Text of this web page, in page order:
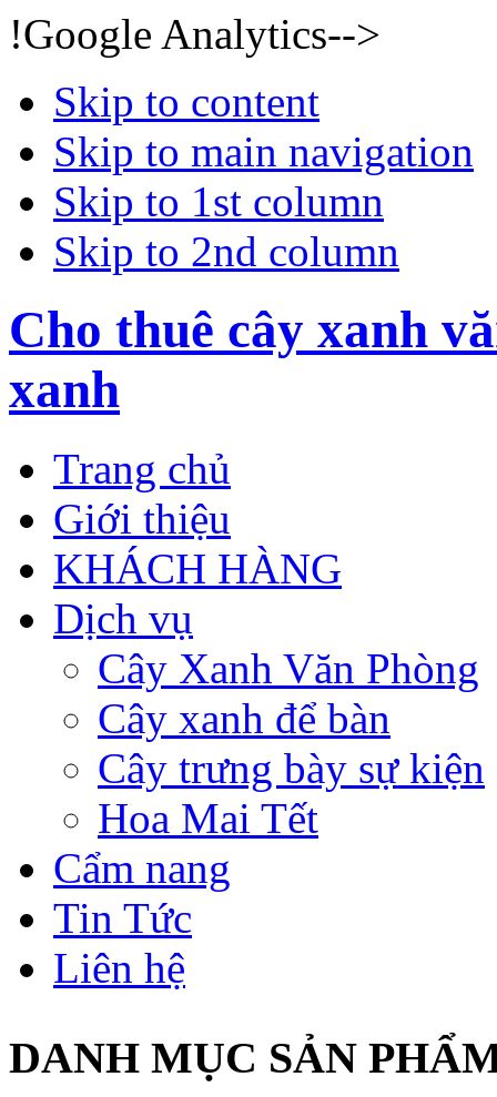
!Google Analytics-->
Skip to content
Skip to main navigation
Skip to 1st column
Skip to 2nd column
Cho thuê cây xanh
xanh
Trang chủ
Giới thiệu
KHÁCH HÀNG
Dịch vụ
Cây Xanh Văn Phòng
Cây xanh để bàn
Cây trưng bày sự kiện
Hoa Mai Tết
Cẩm nang
Tin Tức
Liên hệ
DANH MỤC SẢN